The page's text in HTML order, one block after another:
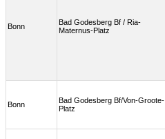
Bonn
Bad Godesberg Bf / Ria-
Maternus-Platz
Bonn
Bad Godesberg Bf/Von-Groote-
Platz